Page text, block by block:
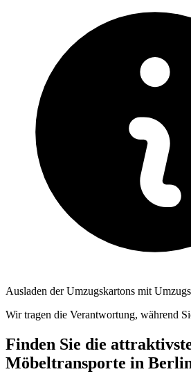
Ausladen der Umzugskartons mit
Wir tragen die Verantwortung, während
Finden Sie die
Möbeltransporte in